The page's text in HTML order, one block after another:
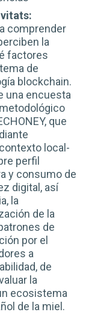
comprender
la
factores
de
blockchain.
una encuesta
que
local-
perfil
y consumo de
digital, así
la
de la
de
por el
a
de
la
ecosistema
de la miel.